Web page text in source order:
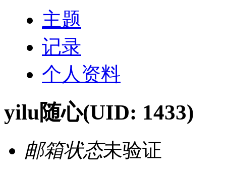
主题
记录
个人资料
yilu随心(UID: 1433)
邮箱状态未验证